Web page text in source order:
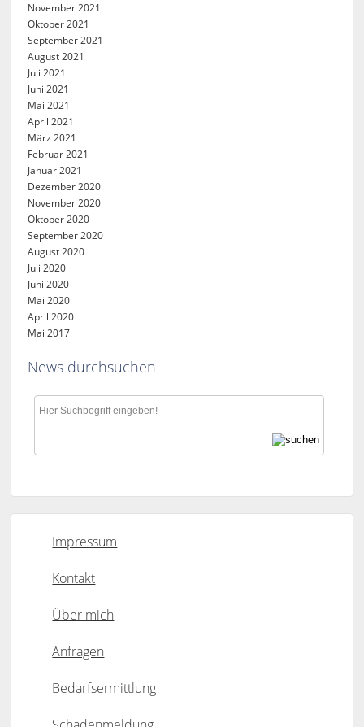
November 2021
Oktober 2021
September 2021
August 2021
Juli 2021
Juni 2021
Mai 2021
April 2021
März 2021
Februar 2021
Januar 2021
Dezember 2020
November 2020
Oktober 2020
September 2020
August 2020
Juli 2020
Juni 2020
Mai 2020
April 2020
Mai 2017
News durchsuchen
Impressum
Kontakt
Über mich
Anfragen
Bedarfsermittlung